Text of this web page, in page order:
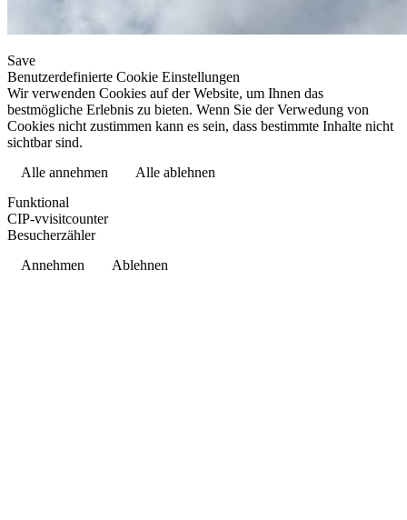
Save
Benutzerdefinierte Cookie Einstellungen
Wir verwenden Cookies auf der Website, um Ihnen das
bestmögliche Erlebnis zu bieten. Wenn Sie der Verwedung von
Cookies nicht zustimmen kann es sein, dass bestimmte Inhalte nicht
sichtbar sind.
Alle annehmen
Alle ablehnen
Funktional
CIP-vvisitcounter
Besucherzähler
Annehmen
Ablehnen